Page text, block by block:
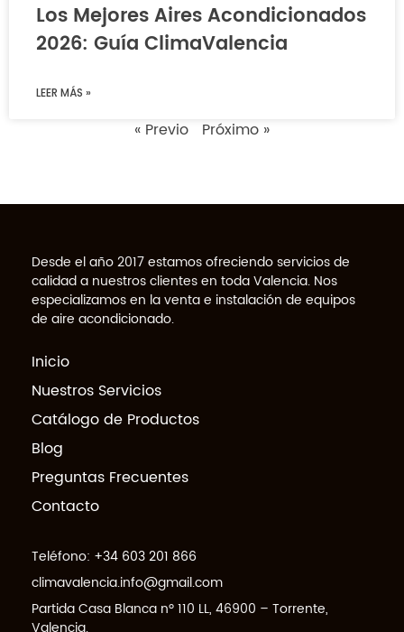
Los Mejores Aires Acondicionados
2026: Guía ClimaValencia
LEER MÁS »
« Previo Próximo »
Desde el año 2017 estamos ofreciendo servicios de
calidad a nuestros clientes en toda Valencia. Nos
especializamos en la venta e instalación de equipos
de aire acondicionado.
Inicio
Nuestros Servicios
Catálogo de Productos
Blog
Preguntas Frecuentes
Contacto
Teléfono: +34 603 201 866
climavalencia.info@gmail.com
Partida Casa Blanca nº 110 LL, 46900 – Torrente,